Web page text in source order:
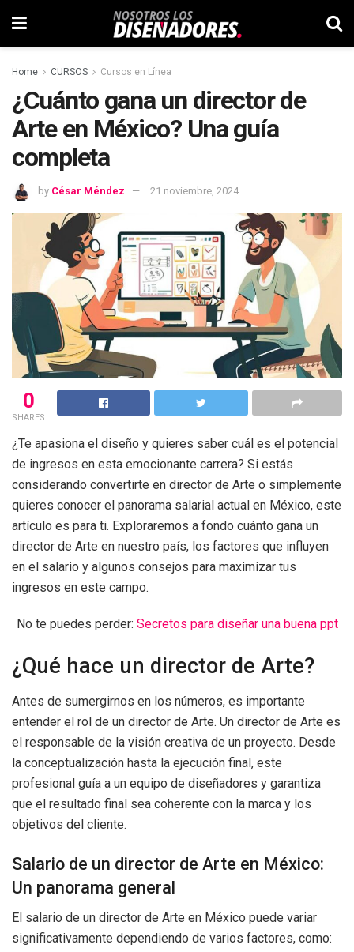
Home CURSOS Cursos en Línea
¿Cuánto gana un director de
Arte en México? Una guía
completa
by César Méndez 21 noviembre, 2024
0
SHARES
¿Te apasiona el diseño y quieres saber cuál es el potencial
de ingresos en esta emocionante carrera? Si estás
considerando convertirte en director de Arte o simplemente
quieres conocer el panorama salarial actual en México, este
artículo es para ti. Exploraremos a fondo cuánto gana un
director de Arte en nuestro país, los factores que influyen
en el salario y algunos consejos para maximizar tus
ingresos en este campo.
No te puedes perder: Secretos para diseñar una buena ppt
¿Qué hace un director de Arte?
Antes de sumergirnos en los números, es importante
entender el rol de un director de Arte. Un director de Arte es
el responsable de la visión creativa de un proyecto. Desde
la conceptualización hasta la ejecución final, este
profesional guía a un equipo de diseñadores y garantiza
que el resultado final sea coherente con la marca y los
objetivos del cliente.
Salario de un director de Arte en México:
Un panorama general
El salario de un director de Arte en México puede variar
significativamente dependiendo de varios factores, como: